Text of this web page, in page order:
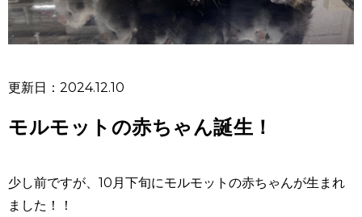
更新日：2024.12.10
モルモットの赤ちゃん誕生！
少し前ですが、 10月下旬にモルモットの赤ちゃんが生まれ
ました！！